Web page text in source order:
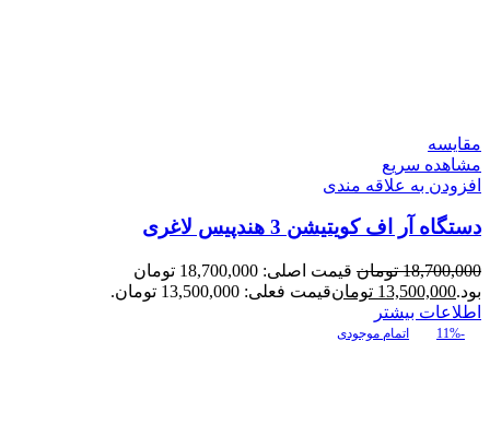
مقایسه
مشاهده سریع
افزودن به علاقه مندی
دستگاه آر اف کویتیشن 3 هندپیس لاغری
18,700,000 تومان
قیمت اصلی: 18,700,000 تومان
بود.13,500,000 تومانقیمت فعلی: 13,500,000 تومان.
اطلاعات بیشتر
-11% اتمام موجودی